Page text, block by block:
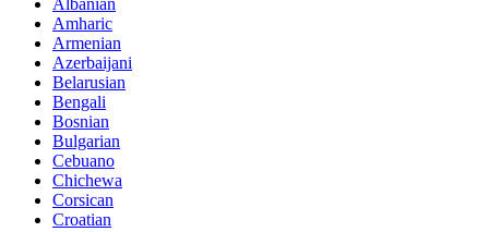
Amharic
Armenian
Azerbaijani
Belarusian
Bengali
Bosnian
Bulgarian
Cebuano
Chichewa
Corsican
Croatian